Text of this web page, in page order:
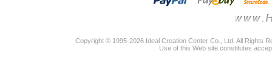
Copyright © 1995-2026 Ideal Creation Center Co., Ltd. All Rights
Use of this Web site constitutes